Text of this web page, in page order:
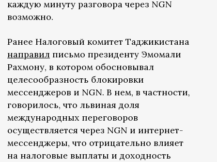
каждую минуту разговора через NGN
возможно.
Ранее Налоговый комитет Таджикистана
направил письмо президенту Эмомали
Рахмону, в котором обосновывал
целесообразность блокировки
мессенджеров и NGN. В нем, в частности,
говорилось, что львиная доля
международных переговоров
осуществляется через NGN и интернет-
мессенджеры, что отрицательно влияет
на налоговые выплаты и доходность